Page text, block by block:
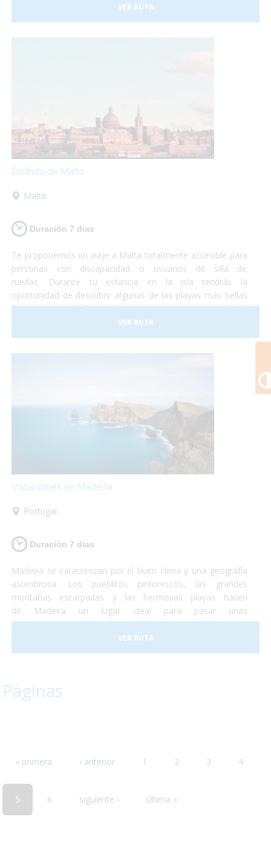
grandes montañas de la isla, conocer la capital del país y
relajarte en alguna de las 29 playas accesibles de agua
VER RUTA
Disfruta de Malta
Malta
Duración 7 dias
Te proponemos un viaje a Malta totalmente accesible para
personas con discapacidad o usuarios de silla de
ruedas. Durante tu estancia en la isla tendrás la
oportunidad de descubrir algunas de las playas más bellas
de Europa y disfrutar de un gran patrimonio cultural
perfectamente conservado. Malta consta con tres islas
principales llamadas Malta, Gozo y Comino. No lo dudes
VER RUTA
Vacaciones en Madeira
Portugal
Duración 7 dias
Madeira se caracterizan por el buen clima y una geografía
asombrosa. Los pueblitos pintorescos, las grandes
montañas escarpadas y las hermosas playas hacen
de Madeira un lugar ideal para pasar unas
vacaciones, increíbles y totalmente accesibles para
personas con discapacidad o usuarios de silla de ruedas. En
2017 la ciudad de Funchal recibió el premio a la Ciudad
VER RUTA
Páginas
« primera ‹ anterior 1 2 3 4
5 6 siguiente › última »